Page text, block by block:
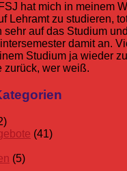
hat mich in meinem
Lehramt zu studieren,
sehr auf das Studium
damit an.
Studium ja wieder
zurück, wer weiß.
Freiwilliges
(41)
(5)